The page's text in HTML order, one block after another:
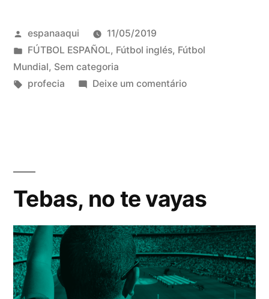
se
cumplió
la
Publicado
por
espanaaqui
11/05/2019
Publicado
em
FÚTBOL ESPAÑOL, Fútbol inglés, Fútbol
Mundial, Sem categoria
Tags:
profecia Deixe um comentárioem
cumplió
profecía…
Tebas, no te vayas